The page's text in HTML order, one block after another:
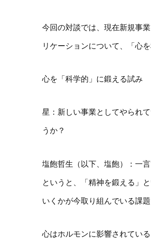
今回の対談では、現在新規事
リケーションについて、「心
心を「科学的」に鍛える試み
星：新しい事業としてやられ
うか？
塩飽哲生（以下、塩飽）：一
というと、「精神を鍛える」
いくかが今取り組んでいる課題
心はホルモンに影響されてい